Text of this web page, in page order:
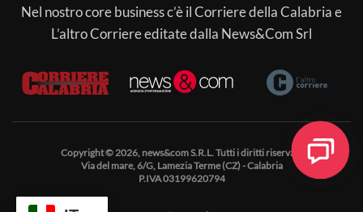
Nel nostro core business c’è il Corriere della Calabria e
L’altro Corriere editate dalla News&Com Srl
Copyright © 2026, news&com S.R.L. Tutti i diritti riservati.
Via del mare, 6/G, Lamezia Terme (CZ) - Calabria
P.IVA 03199620794